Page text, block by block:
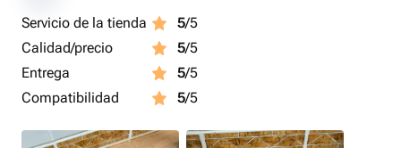
Servicio de la tienda 5/5
Calidad/precio
5/5
Entrega
5/5
Compatibilidad
5/5